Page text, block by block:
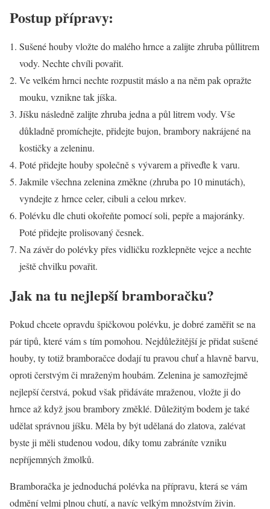
Postup přípravy:
Sušené houby vložte do malého hrnce a zalijte zhruba půllitrem
vody. Nechte chvíli povařit.
Ve velkém hrnci nechte rozpustit máslo a na něm pak opražte
mouku, vznikne tak jíška.
Jíšku následně zalijte zhruba jedna a půl litrem vody. Vše
důkladně promíchejte, přidejte bujon, brambory nakrájené na
kostičky a zeleninu.
Poté přidejte houby společně s vývarem a přiveďte k varu.
Jakmile všechna zelenina změkne (zhruba po 10 minutách),
vyndejte z hrnce celer, cibuli a celou mrkev.
Polévku dle chuti okořeňte pomocí soli, pepře a majoránky.
Poté přidejte prolisovaný česnek.
Na závěr do polévky přes vidličku rozklepněte vejce a nechte
ještě chvilku povařit.
Jak na tu nejlepší bramboračku?
Pokud chcete opravdu špičkovou polévku, je dobré zaměřit se na
pár tipů, které vám s tím pomohou. Nejdůležitější je přidat sušené
houby, ty totiž bramboračce dodají tu pravou chuť a hlavně barvu,
oproti čerstvým či mraženým houbám. Zelenina je samozřejmě
nejlepší čerstvá, pokud však přidáváte mraženou, vložte ji do
hrnce až když jsou brambory změklé. Důležitým bodem je také
udělat správnou jíšku. Měla by být udělaná do zlatova, zalévat
byste ji měli studenou vodou, díky tomu zabráníte vzniku
nepříjemných žmolků.
Bramboračka je jednoduchá polévka na přípravu, která se vám
odmění velmi plnou chutí, a navíc velkým množstvím živin.